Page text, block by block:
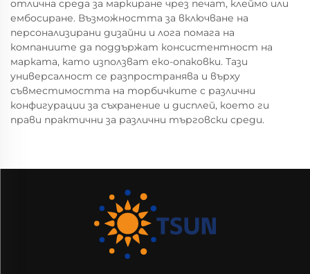
отлична среда за маркиране чрез печат, клеймо или
ембосиране. Възможността за включване на
персонализирани дизайни и лога помага на
компаниите да поддържат консистентност на
марката, като използват еко-опаковки. Тази
универсалност се разпространява и върху
съвместимостта на торбичките с различни
конфигурации за съхранение и дисплей, което ги
прави практични за различни търговски среди.